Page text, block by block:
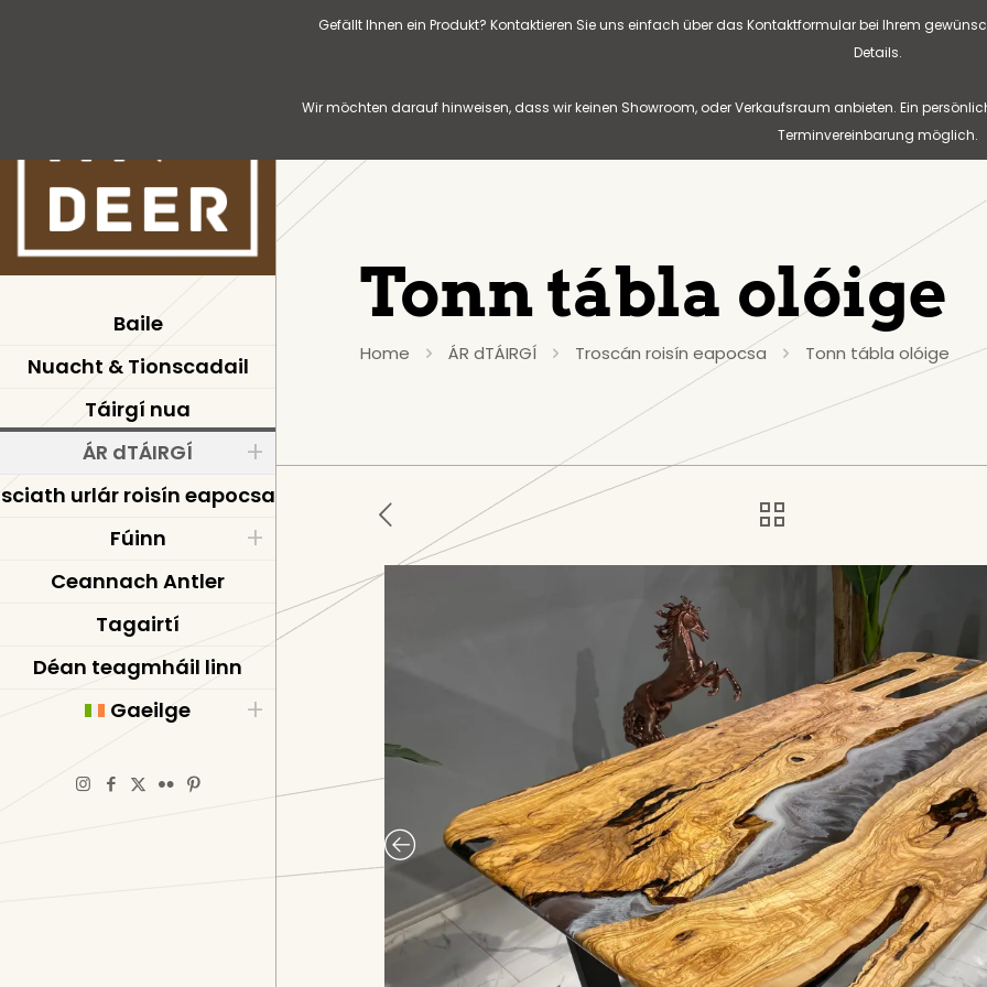
Gefällt Ihnen ein Produkt? Kontaktieren Sie uns einfach über das Kontaktformular bei Ihrem
Details.
Wir möchten darauf hinweisen, dass wir keinen Showroom, oder Verkaufsraum anbieten. Ein
Terminvereinbarung möglich.
Baile
Nuacht & Tionscadail
Táirgí nua
ÁR dTÁIRGÍ
sciath urlár roisín eapocsa
Fúinn
Ceannach Antler
Tagairtí
Déan teagmháil linn
Gaeilge
Tonn tábla olóige
Home ÁR dTÁIRGÍ Troscán roisín eapocsa Tonn tábla olóige